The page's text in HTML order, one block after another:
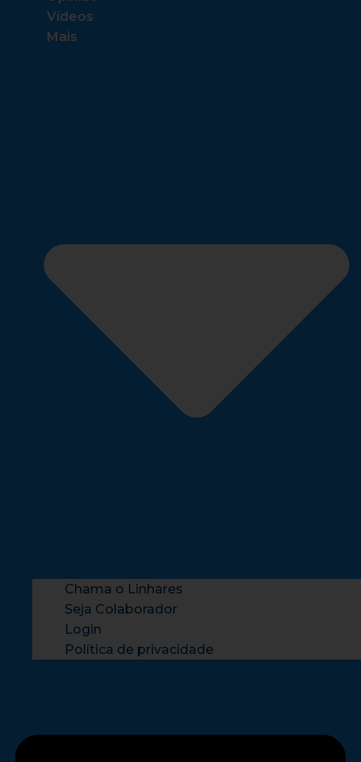
Vídeos
Mais
Chama o Linhares
Seja Colaborador
Login
Política de privacidade